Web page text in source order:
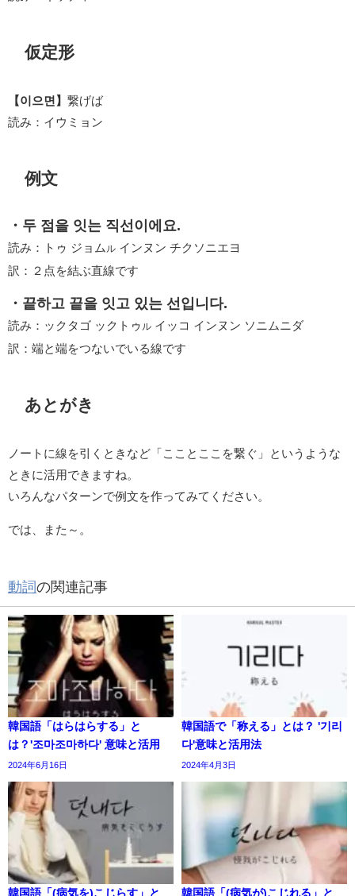
仮定形
【이으면】 繋げば
読み：イウミョン
例文
・두 점을 잇는 직선이에요.
読み：トゥ ジョム ル インヌン チクソニエヨ
訳：２点を結ぶ直線です
・끝하고 끝을 잇고 있는 선입니다.
読み：ックタゴ ックトゥ ル イッコ インヌン ソニムニダ
訳：端と端をつないでいる線です
あとがき
ノートに線を引くときなど「こことここを繋ぐ」というような
ときに活用できますね。
いろんなパターンで例文を作ってみてください。
では、また～。
動詞の関連記事
韓国語「はらはらする」と
は？'조마조마하다' 意味と活用
2024年6月16日
韓国語で「称える」とは？ '기리
다'意味と活用法
2024年4月3日
韓国語「(病気を)こじらす」と
韓国語「(病気が)こじれる」と